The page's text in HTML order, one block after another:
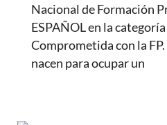
Nacional de Formación
ESPAÑOL en la
Comprometida con la
nacen para ocupar un